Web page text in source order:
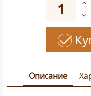
Описание